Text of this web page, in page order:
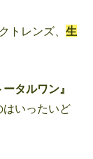
トレンズ、生
タルワン』
はいったいど